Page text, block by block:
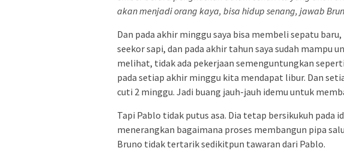
akan menjadi orang kaya, bisa hidup senang, jawab
Dan pada akhir minggu saya bisa membeli sepatu
seekor sapi, dan pada akhir tahun saya sudah mampu
melihat, tidak ada pekerjaan semenguntungkan
pada setiap akhir minggu kita mendapat libur. Dan
cuti 2 minggu. Jadi buang jauh-jauh idemu untuk
Tapi Pablo tidak putus asa. Dia tetap bersikukuh pada
menerangkan bagaimana proses membangun pipa
Bruno tidak tertarik sedikitpun tawaran dari Pablo.